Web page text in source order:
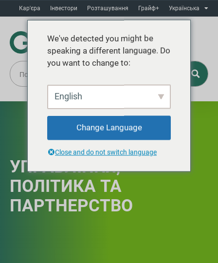
Кар'єра Інвестори Розташування Грайф+ Українська
УПРАВЛІННЯ,
ПОЛІТИКА ТА
ПАРТНЕРСТВО
We've detected you might be
speaking a different language. Do
you want to change to:
English
Change Language
Close and do not switch language